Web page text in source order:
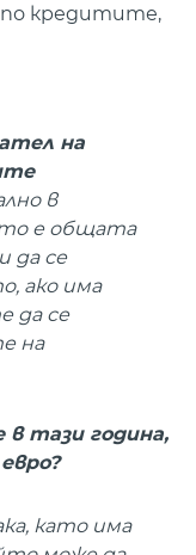
по кредитите,
на
в
е общата
да се
ако има
да се
на
в тази година,
като има